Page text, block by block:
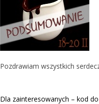
Pozdrawiam wszystkich
Dla zainteresowanych – kod